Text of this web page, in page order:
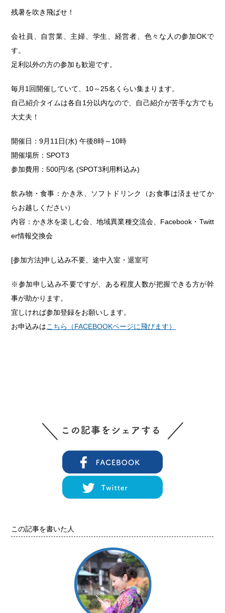
残暑を吹き飛ばせ！
会社員、自営業、主婦、学生、経営者、色々な人の参加OKで
す。
足利以外の方の参加も歓迎です。
毎月1回開催していて、10～25名くらい集まります。
自己紹介タイムは各自1分以内なので、自己紹介が苦手な方でも
大丈夫！
開催日：9月11日(水) 午後8時～10時
開催場所：SPOT3
参加費用：500円/名 (SPOT3利用料込み)
飲み物・食事：かき氷、ソフトドリンク（お食事は済ませてか
らお越しください）
内容：かき氷を楽しむ会、地域異業種交流会、Facebook・Twitt
er情報交換会
[参加方法]申し込み不要、途中入室・退室可
※参加申し込み不要ですが、ある程度人数が把握できる方が幹
事が助かります。
宜しければ参加登録をお願いします。
お申込みはこちら（FACEBOOKページに飛びます）
この記事を書いた人